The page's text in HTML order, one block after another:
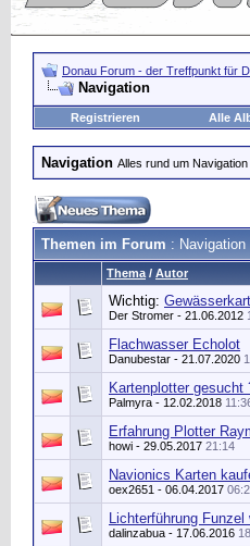
Donau Forum - der Treffpunkt für
Navigation
Registrieren Alle
Navigation Alles rund um Navigation
Themen im Forum : Navigation
Thema / Autor
Wichtig:
Der Stromer - 21.06.2012
Flachwasser Echolot
Danubestar - 21.07.2020
Kartenplotter gesucht
Palmyra - 12.02.2018
Erfahrung Plotter
howi - 29.05.2017 21:14
Navionics Karten
oex2651 - 06.04.2017
Lichterführung Funzel
dalinzabua - 17.06.2016